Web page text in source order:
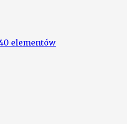
elementów